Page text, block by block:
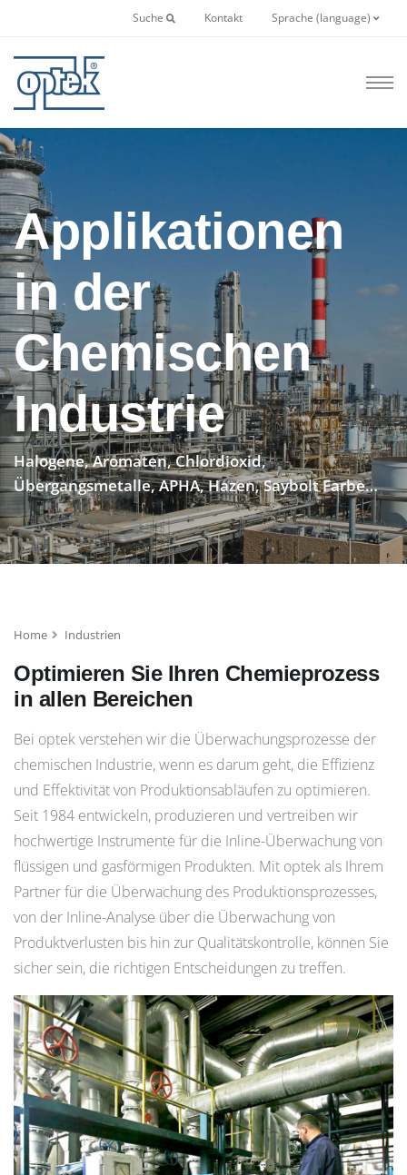
Suche Kontakt Sprache (language)
Applikationen
in der
Chemischen
Industrie
Halogene, Aromaten, Chlordioxid,
Übergangsmetalle, APHA, Hazen, Saybolt Farbe…
Home Industrien
Optimieren Sie Ihren Chemieprozess
in allen Bereichen
Bei optek verstehen wir die Überwachungsprozesse der
chemischen Industrie, wenn es darum geht, die Effizienz
und Effektivität von Produktionsabläufen zu optimieren.
Seit 1984 entwickeln, produzieren und vertreiben wir
hochwertige Instrumente für die Inline-Überwachung von
flüssigen und gasförmigen Produkten. Mit optek als Ihrem
Partner für die Überwachung des Produktionsprozesses,
von der Inline-Analyse über die Überwachung von
Produktverlusten bis hin zur Qualitätskontrolle, können Sie
sicher sein, die richtigen Entscheidungen zu treffen.